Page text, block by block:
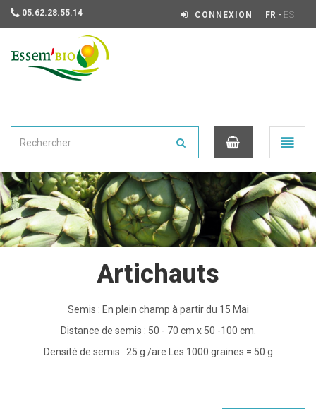
05.62.28.55.14 CONNEXION FR - ES
0
Ouvrir
le
menu
Artichauts
Semis : En plein champ à partir du 15 Mai
Distance de semis : 50 - 70 cm x 50 -100 cm.
Densité de semis : 25 g /are Les 1000 graines = 50 g